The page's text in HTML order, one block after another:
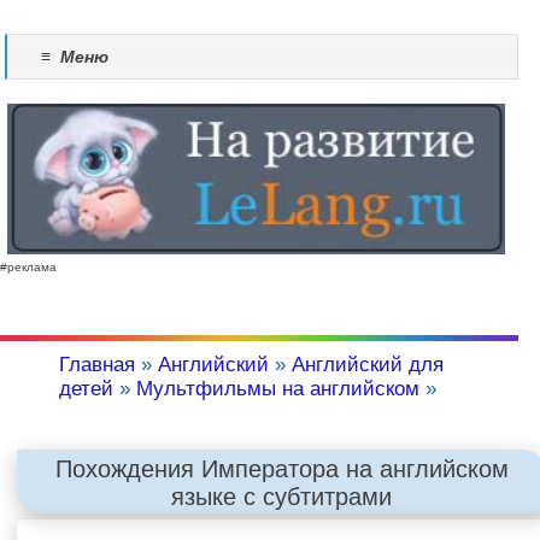
≡ Меню
#реклама
Главная »Английский »Английский для
детей » Мультфильмы на английском »
Похождения Императора на английском
языке с субтитрами